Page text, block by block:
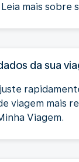
mais sobre
da sua
viagem mais
Viagem.